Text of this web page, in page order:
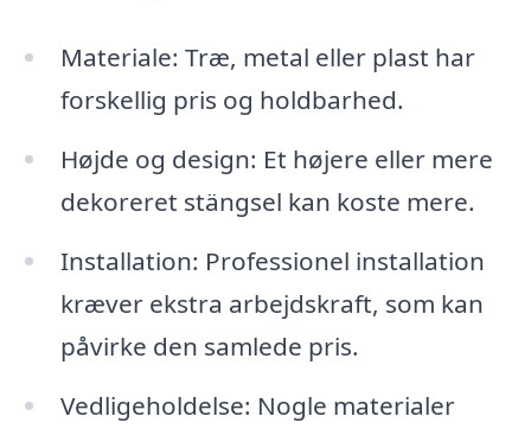
Materiale: Træ, metal eller plast har
forskellig pris og holdbarhed.
Højde og design: Et højere eller mere
dekoreret stängsel kan koste mere.
Installation: Professionel installation
kræver ekstra arbejdskraft, som kan
påvirke den samlede pris.
Vedligeholdelse: Nogle materialer